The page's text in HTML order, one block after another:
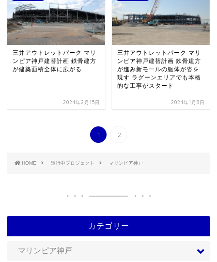
三井アウトレットパーク マリ
ンピア神戸建替計画 鉄骨建方
が建築面積全体に広がる
2024年2月15日
三井アウトレットパーク マリ
ンピア神戸建替計画 鉄骨建方
が進み新モールの躯体が姿を
現す ラグーンエリアでも本格
的な工事がスタート
2024年1月8日
1 2
HOME 進行中プロジェクト マリンピア神戸
カテゴリー